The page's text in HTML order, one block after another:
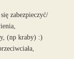
zabezpieczyć/
(np kraby) :)